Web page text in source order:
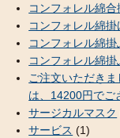
コンフォレル綿合
コンフォレル綿
コンフォレル綿掛
コンフォレル綿
ご注文いただき
は、14200円でご
サージカルマスク
サービス (1)